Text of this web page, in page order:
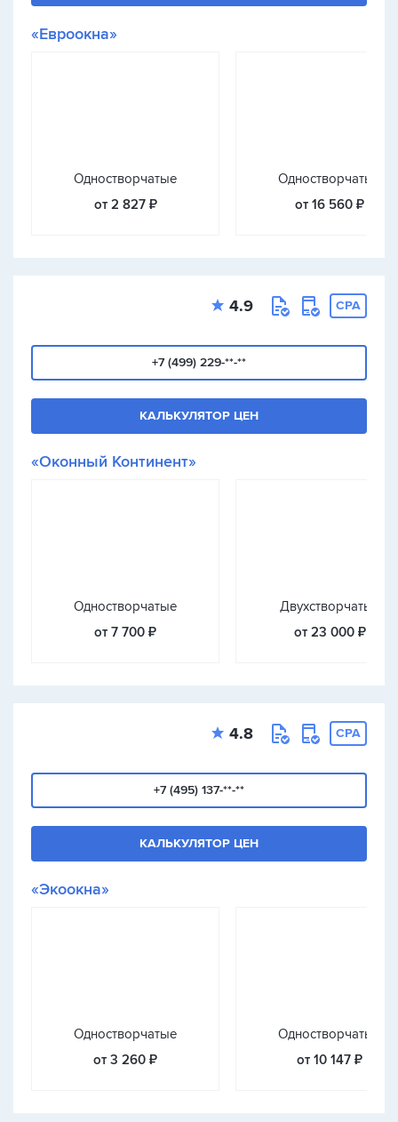
«Евроокна»
Одностворчатые
от 2 827 ₽
Одностворчатые
от 16 560 ₽
4.9 CPA
+7 (499) 229-**-**
КАЛЬКУЛЯТОР ЦЕН
«Оконный Континент»
Одностворчатые
от 7 700 ₽
Двухстворчатые
от 23 000 ₽
4.8 CPA
+7 (495) 137-**-**
КАЛЬКУЛЯТОР ЦЕН
«Экоокна»
Одностворчатые
от 3 260 ₽
Одностворчатые
от 10 147 ₽